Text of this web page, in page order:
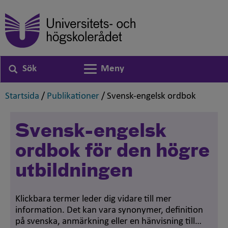
Sök
Växla navigering
Meny
Startsida ,
/ Publikationer ,
/ Svensk-engelsk ordbok
Svensk-engelsk
ordbok för den högre
utbildningen
Klickbara termer leder dig vidare till mer
information. Det kan vara synonymer, definition
på svenska, anmärkning eller en hänvisning till